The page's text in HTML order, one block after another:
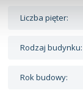
Liczba pięter:
Rodzaj budynku:
Rok budowy: